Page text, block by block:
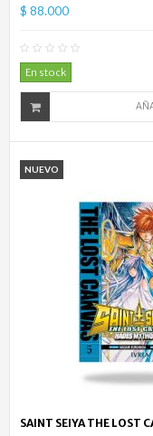
$ 88.000
En stock
NUEVO
SAINT SEIYA THE LOST